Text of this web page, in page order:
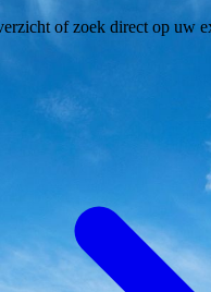
of zoek direct op uw